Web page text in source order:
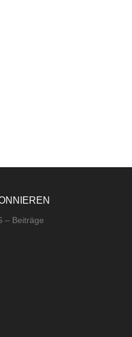
– Beiträge